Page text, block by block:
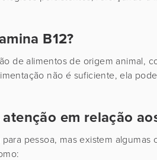
B12?
de alimentos de origem animal,
não é suficiente, ela
em relação
pessoa, mas existem